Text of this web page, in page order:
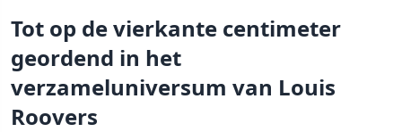
Tot op de vierkante centimeter
geordend in het
verzameluniversum van Louis
Roovers